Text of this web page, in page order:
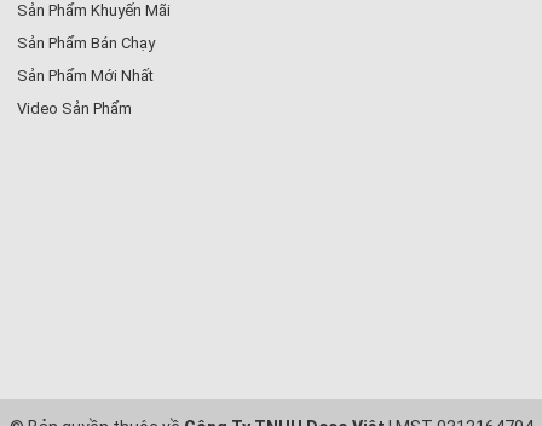
Sản Phẩm Khuyến Mãi
Sản Phẩm Bán Chạy
Sản Phẩm Mới Nhất
Video Sản Phẩm